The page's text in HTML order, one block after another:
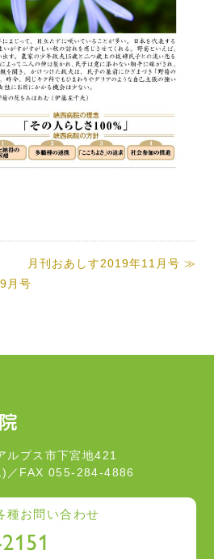
月刊おあしす2019年11月号 ≫
月号
プス市下宮地421
／FAX 055-284-4886
種お問い合わせ